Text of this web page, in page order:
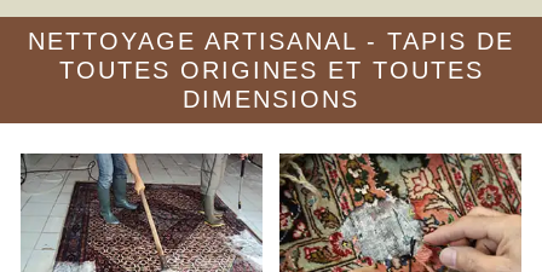
NETTOYAGE ARTISANAL - TAPIS DE
TOUTES ORIGINES ET TOUTES
DIMENSIONS